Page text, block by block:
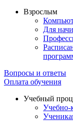
Взрослым
Для
Вопросы и ответы
Оплата обучения
Учебный
Учебно-